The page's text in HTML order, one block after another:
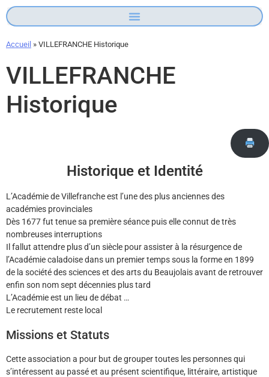
Accueil » VILLEFRANCHE Historique
VILLEFRANCHE
Historique
Historique et Identité
L’Académie de Villefranche est l’une des plus anciennes des
académies provinciales
Dès 1677 fut tenue sa première séance puis elle connut de très
nombreuses interruptions
Il fallut attendre plus d’un siècle pour assister à la résurgence de
l’Académie caladoise dans un premier temps sous la forme en 1899
de la société des sciences et des arts du Beaujolais avant de retrouver
enfin son nom sept décennies plus tard
L’Académie est un lieu de débat …
Le recrutement reste local
Missions et Statuts
Cette association a pour but de grouper toutes les personnes qui
s’intéressent au passé et au présent scientifique, littéraire, artistique